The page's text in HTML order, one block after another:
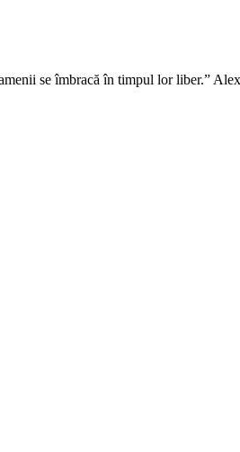
se îmbracă în timpul lor liber.”